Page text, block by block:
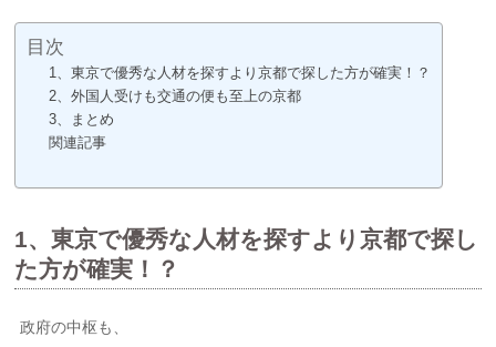
目次
1、東京で優秀な人材を探すより京都で探した方が確実！？
2、外国人受けも交通の便も至上の京都
3、まとめ
関連記事
1、東京で優秀な人材を探すより京都で探し
た方が確実！？
政府の中枢も、